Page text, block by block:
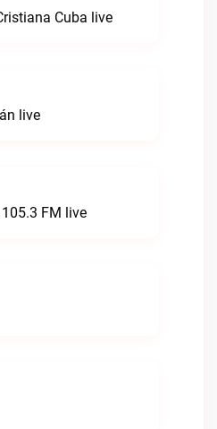
Cuba live
live
FM live